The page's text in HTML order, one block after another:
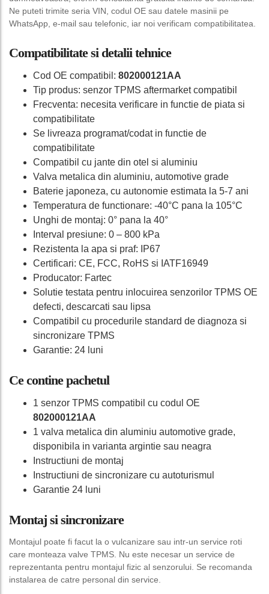
Ne puteti trimite seria VIN, codul OE sau datele masinii pe
WhatsApp, e-mail sau telefonic, iar noi verificam compatibilitatea.
Compatibilitate si detalii tehnice
Cod OE compatibil: 802000121AA
Tip produs: senzor TPMS aftermarket compatibil
Frecventa: necesita verificare in functie de piata si
compatibilitate
Se livreaza programat/codat in functie de
compatibilitate
Compatibil cu jante din otel si aluminiu
Valva metalica din aluminiu, automotive grade
Baterie japoneza, cu autonomie estimata la 5-7 ani
Temperatura de functionare: -40°C pana la 105°C
Unghi de montaj: 0° pana la 40°
Interval presiune: 0 – 800 kPa
Rezistenta la apa si praf: IP67
Certificari: CE, FCC, RoHS si IATF16949
Producator: Fartec
Solutie testata pentru inlocuirea senzorilor TPMS OE
defecti, descarcati sau lipsa
Compatibil cu procedurile standard de diagnoza si
sincronizare TPMS
Garantie: 24 luni
Ce contine pachetul
1 senzor TPMS compatibil cu codul OE
802000121AA
1 valva metalica din aluminiu automotive grade,
disponibila in varianta argintie sau neagra
Instructiuni de montaj
Instructiuni de sincronizare cu autoturismul
Garantie 24 luni
Montaj si sincronizare
Montajul poate fi facut la o vulcanizare sau intr-un service roti
care monteaza valve TPMS. Nu este necesar un service de
reprezentanta pentru montajul fizic al senzorului. Se recomanda
instalarea de catre personal din service.